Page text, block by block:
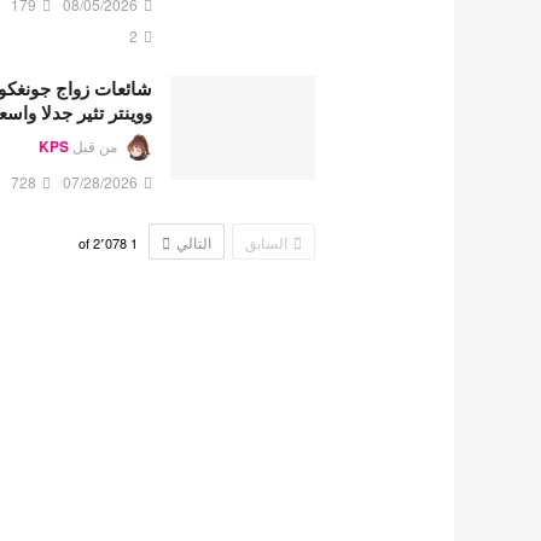
08/05/2026
179
2
شائعات زواج
ووينتر تثير جدلا
من قبل KPS
07/28/2026
728
السابق التالي 1 2٬078